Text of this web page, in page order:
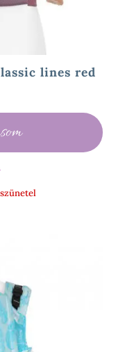
lines red